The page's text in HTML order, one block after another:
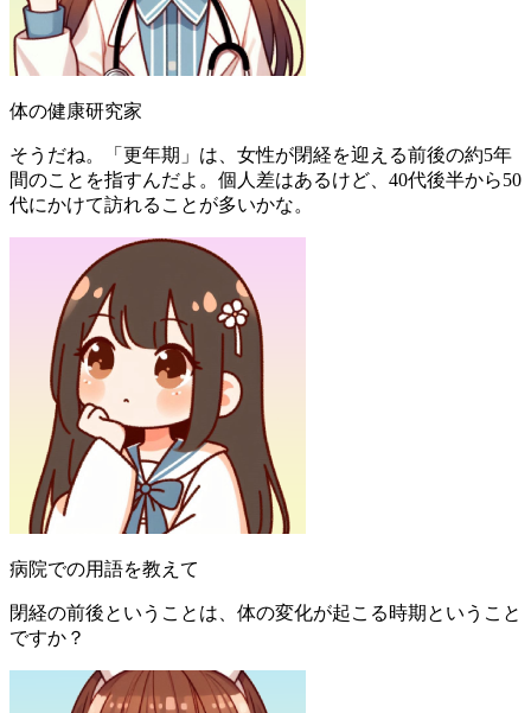
体の健康研究家
そうだね。「更年期」は、女性が閉経を迎える前後の約5年
間のことを指すんだよ。個人差はあるけど、40代後半から50
代にかけて訪れることが多いかな。
病院での用語を教えて
閉経の前後ということは、体の変化が起こる時期ということ
ですか？